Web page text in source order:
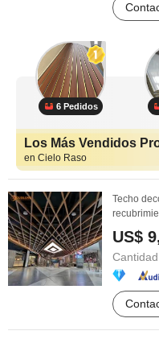
6 Pedidos
Los Más Vendidos
en Cielo Raso
Techo
US$